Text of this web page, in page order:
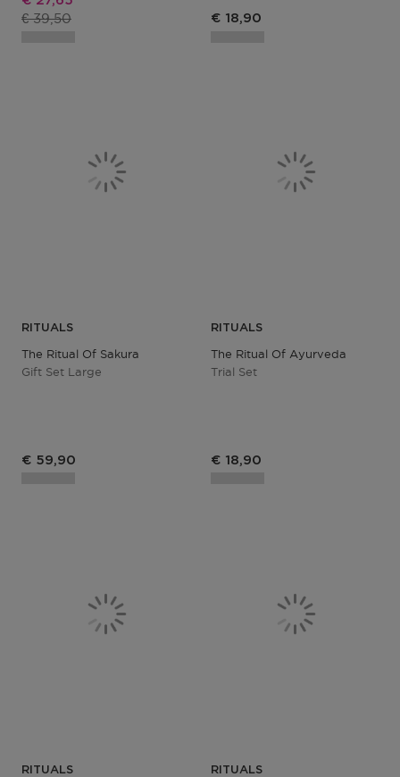
Productprijs
€ 39,50 € 18,90
RITUALS
The Ritual Of Sakura
Gift Set Large
€ 59,90
RITUALS
The Ritual Of Ayurveda
Trial Set
€ 18,90
RITUALS RITUALS